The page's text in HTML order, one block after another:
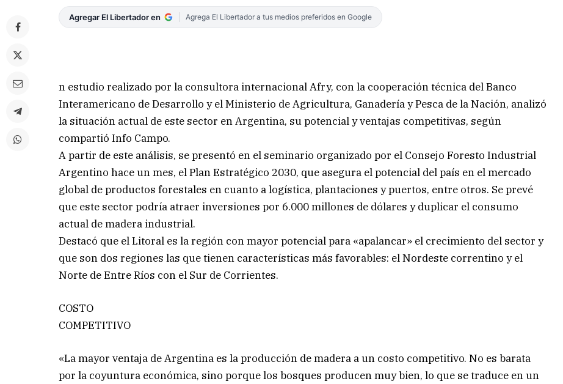
Agregar El Libertador en Agrega El Libertador a tus medios preferidos en Google
n estudio realizado por la consultora internacional Afry, con la cooperación técnica del Banco
Interamericano de Desarrollo y el Ministerio de Agricultura, Ganadería y Pesca de la Nación, analizó
la situación actual de este sector en Argentina, su potencial y ventajas competitivas, según
compartió Info Campo.
A partir de este análisis, se presentó en el seminario organizado por el Consejo Foresto Industrial
Argentino hace un mes, el Plan Estratégico 2030, que asegura el potencial del país en el mercado
global de productos forestales en cuanto a logística, plantaciones y puertos, entre otros. Se prevé
que este sector podría atraer inversiones por 6.000 millones de dólares y duplicar el consumo
actual de madera industrial.
Destacó que el Litoral es la región con mayor potencial para «apalancar» el crecimiento del sector y
que son dos regiones las que tienen características más favorables: el Nordeste correntino y el
Norte de Entre Ríos con el Sur de Corrientes.
COSTO
COMPETITIVO
«La mayor ventaja de Argentina es la producción de madera a un costo competitivo. No es barata
por la coyuntura económica, sino porque los bosques producen muy bien, lo que se traduce en un